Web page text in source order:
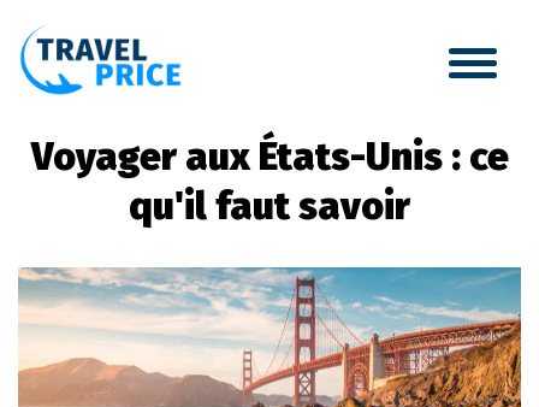
Voyager aux États-Unis : ce
qu'il faut savoir